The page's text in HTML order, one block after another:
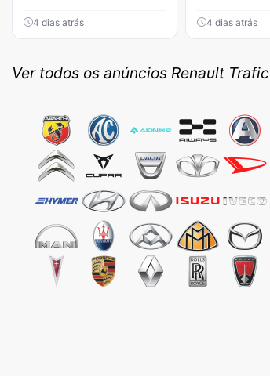
4 dias atrás 4 dias atrás
Ver todos os anúncios Renault Trafic